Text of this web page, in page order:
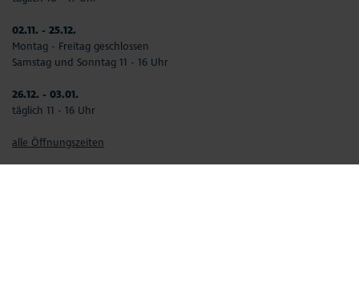
02.11. - 25.12.
Montag - Freitag geschlossen
Samstag und Sonntag 11 - 16 Uhr
26.12. - 03.01.
täglich 11 - 16 Uhr
alle Öffnungszeiten